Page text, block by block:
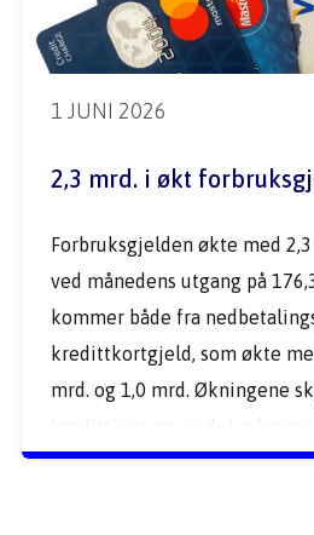
1 JUNI 2026
2,3 mrd. i økt
Forbruksgjelden økte med
ved månedens utgang på
kommer både fra
kredittkortgjeld, som økte
mrd. og 1,0 mrd. Økningene
rentebærende